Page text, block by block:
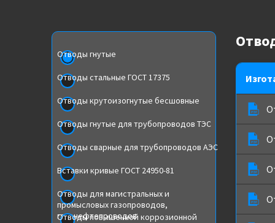
Отводы гнутые
Отводы стальные ГОСТ 17375
Отводы крутоизогнутые бесшовные
Отводы гнутые для трубопроводов ТЭС
Отводы сварные для трубопроводов АЭС
Вставки кривые ГОСТ 24950-81
Отводы для магистральных и
промысловых газопроводов,
газонефтепроводов
Отводы повышенной коррозионной